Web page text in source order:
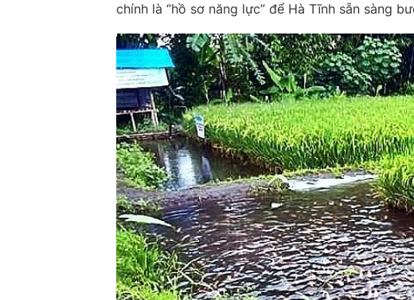
chính là “hồ sơ năng lực” để Hà Tĩnh sẵn sàng